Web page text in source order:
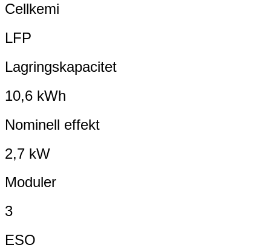
Cellkemi
LFP
Lagringskapacitet
10,6 kWh
Nominell effekt
2,7 kW
Moduler
3
ESO